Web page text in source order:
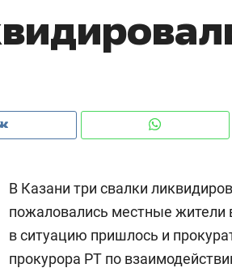
В Казани три свалки
пожаловались местные жители
в ситуацию пришлось и
прокурора РТ по
чем интересен Оман?